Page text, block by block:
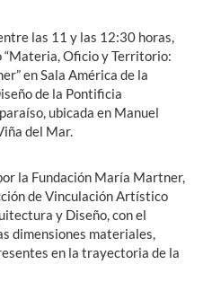
las 11 y las 12:30 horas,
Oficio y Territorio:
en Sala América de la
de la Pontificia
ubicada en Manuel
del Mar.
la Fundación María Martner,
de Vinculación Artístico
y Diseño, con el
dimensiones materiales,
en la trayectoria de la